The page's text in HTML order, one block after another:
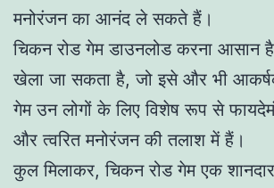
मनोरंजन का आनंद ले सकते हैं।
चिकन रोड गेम डाउनलोड करना आसान
खेला जा सकता है, जो इसे और भी
गेम उन लोगों के लिए विशेष रूप से
और त्वरित मनोरंजन की तलाश में हैं।
कुल मिलाकर, चिकन रोड गेम एक